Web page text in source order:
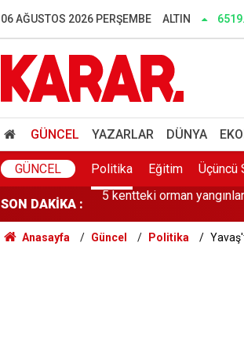
06 AĞUSTOS 2026 PERŞEMBE ALTIN
GÜNCEL YAZARLAR DÜNYA
GÜNCEL Politika Eğitim Üçüncü
SON DAKİKA :
Elektriği güneşten geçimi
"Yüksekten düştü"
5 kentteki orman
Google'ın yapay zekâ
Arızalanan kahve
Anasayfa Güncel Politika